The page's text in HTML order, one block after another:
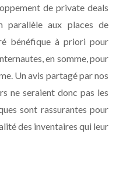
de private deals
parallèle aux places de
bénéfique à priori pour
en somme, pour
Un avis partagé par nos
ne seraient donc pas les
sont rassurantes pour
des inventaires qui leur